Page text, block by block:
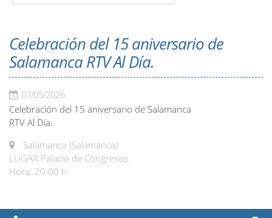
Celebración del 15 aniversario de
Salamanca RTV Al Día.
07/05/2026
Celebración del 15 aniversario de Salamanca
RTV Al Día.
Salamanca (Salamanca)
LUGAR Palacio de Congresos.
Hora: 20:00 h.